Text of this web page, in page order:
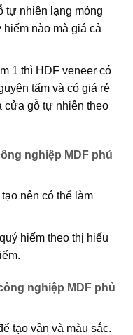
tự nhiên lạng mỏng
hiếm nào mà giá cả
1 thì HDF veneer có
tấm và có giá rẻ
cửa gỗ tự nhiên theo
nghiệp MDF phủ
nên có thể làm
hiếm theo thị hiếu
nghiệp MDF phủ
tạo vân và màu sắc.